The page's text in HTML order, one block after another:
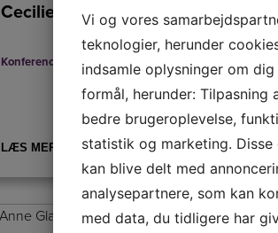
Cecilie Beck
Konferencier Moderator
LÆS MERE
Vi og vores
teknologier, herunder
indsamle oplysninger om
formål, herunder: Tilpasning
bedre brugeroplevelse,
statistik og marketing. Disse
kan blive delt med
analysepartnere, som kan
med data, du tidligere har